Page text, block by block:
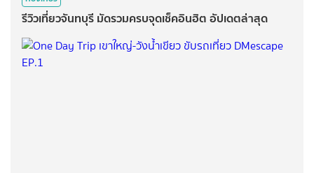
รีวิวเที่ยวจันทบุรี มัดรวมครบจุดเช็คอินฮิต อัปเดตล่าสุด